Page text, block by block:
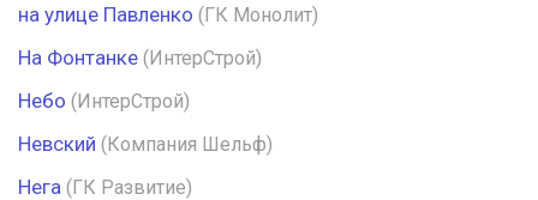
на улице Павленко (ГК Монолит)
На Фонтанке (ИнтерСтрой)
Небо (ИнтерСтрой)
Невский (Компания Шельф)
Нега (ГК Развитие)